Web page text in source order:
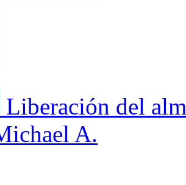
Liberación del
A.